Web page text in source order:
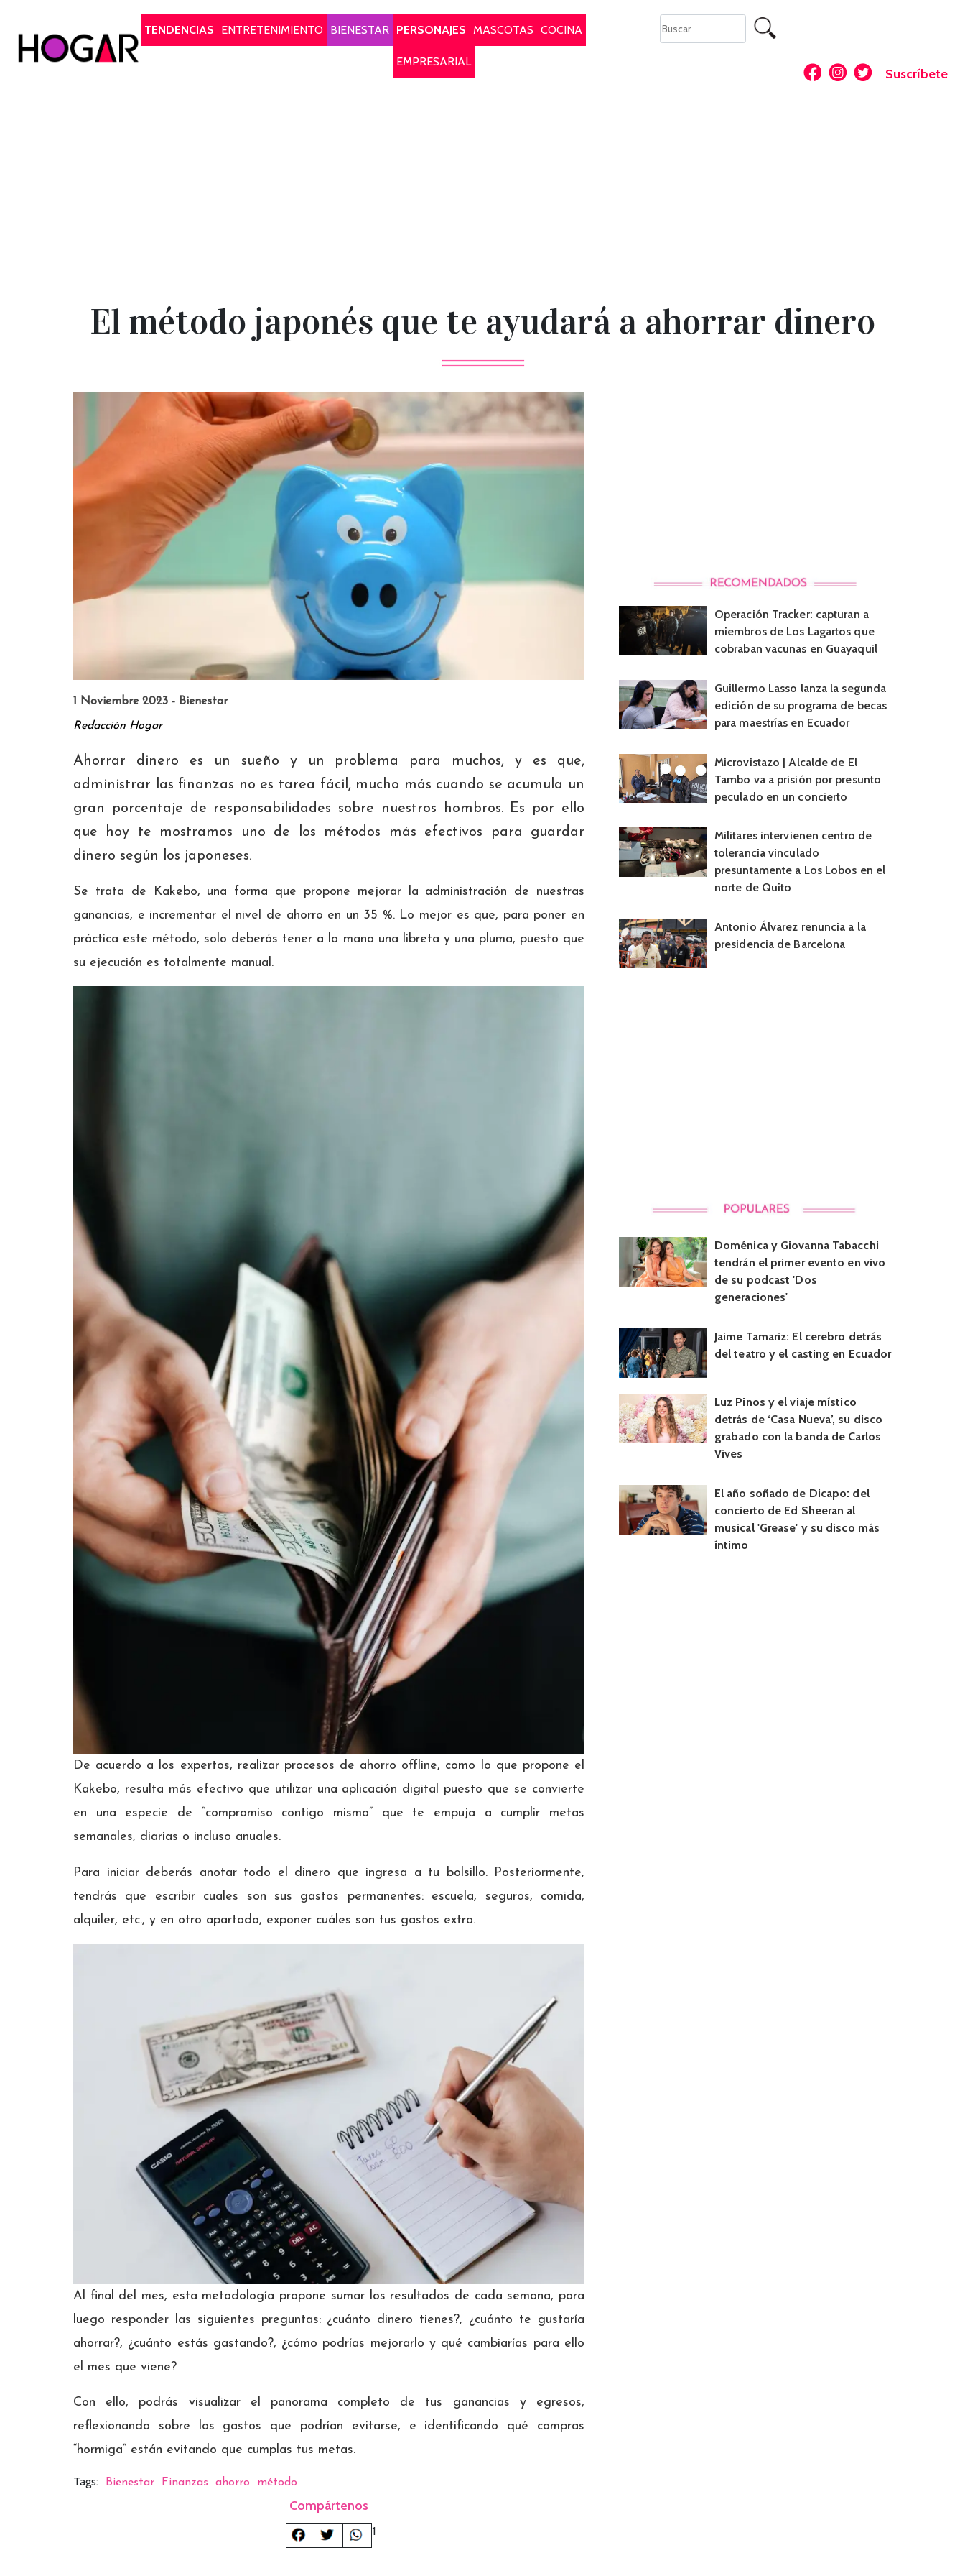
TENDENCIAS
ENTRETENIMIENTO BIENESTAR PERSONAJES MASCOTAS COCINA
EMPRESARIAL
Suscríbete
El método japonés que te ayudará a ahorrar dinero
1 Noviembre 2023 - Bienestar
Redacción Hogar
Ahorrar dinero es un sueño y un problema para muchos, y es que,
administrar las finanzas no es tarea fácil, mucho más cuando se acumula un
gran porcentaje de responsabilidades sobre nuestros hombros. Es por ello
que hoy te mostramos uno de los métodos más efectivos para guardar
dinero según los japoneses.
Se trata de Kakebo, una forma que propone mejorar la administración de nuestras
ganancias, e incrementar el nivel de ahorro en un 35 %. Lo mejor es que, para poner en
práctica este método, solo deberás tener a la mano una libreta y una pluma, puesto que
su ejecución es totalmente manual.
De acuerdo a los expertos, realizar procesos de ahorro offline, como lo que propone el
Kakebo, resulta más efectivo que utilizar una aplicación digital puesto que se convierte
en una especie de “compromiso contigo mismo” que te empuja a cumplir metas
semanales, diarias o incluso anuales.
Para iniciar deberás anotar todo el dinero que ingresa a tu bolsillo. Posteriormente,
tendrás que escribir cuales son sus gastos permanentes: escuela, seguros, comida,
alquiler, etc., y en otro apartado, exponer cuáles son tus gastos extra.
Al final del mes, esta metodología propone sumar los resultados de cada semana, para
luego responder las siguientes preguntas: ¿cuánto dinero tienes?, ¿cuánto te gustaría
ahorrar?, ¿cuánto estás gastando?, ¿cómo podrías mejorarlo y qué cambiarías para ello
el mes que viene?
Con ello, podrás visualizar el panorama completo de tus ganancias y egresos,
reflexionando sobre los gastos que podrían evitarse, e identificando qué compras
“hormiga” están evitando que cumplas tus metas.
Tags: Bienestar Finanzas ahorro método
Compártenos
1
Operación Tracker: capturan a
miembros de Los Lagartos que
cobraban vacunas en Guayaquil
Guillermo Lasso lanza la segunda
edición de su programa de becas
para maestrías en Ecuador
Microvistazo | Alcalde de El
Tambo va a prisión por presunto
peculado en un concierto
Militares intervienen centro de
tolerancia vinculado
presuntamente a Los Lobos en el
norte de Quito
Antonio Álvarez renuncia a la
presidencia de Barcelona
Doménica y Giovanna Tabacchi
tendrán el primer evento en vivo
de su podcast 'Dos
generaciones'
Jaime Tamariz: El cerebro detrás
del teatro y el casting en Ecuador
Luz Pinos y el viaje místico
detrás de ‘Casa Nueva’, su disco
grabado con la banda de Carlos
Vives
El año soñado de Dicapo: del
concierto de Ed Sheeran al
musical 'Grease' y su disco más
íntimo